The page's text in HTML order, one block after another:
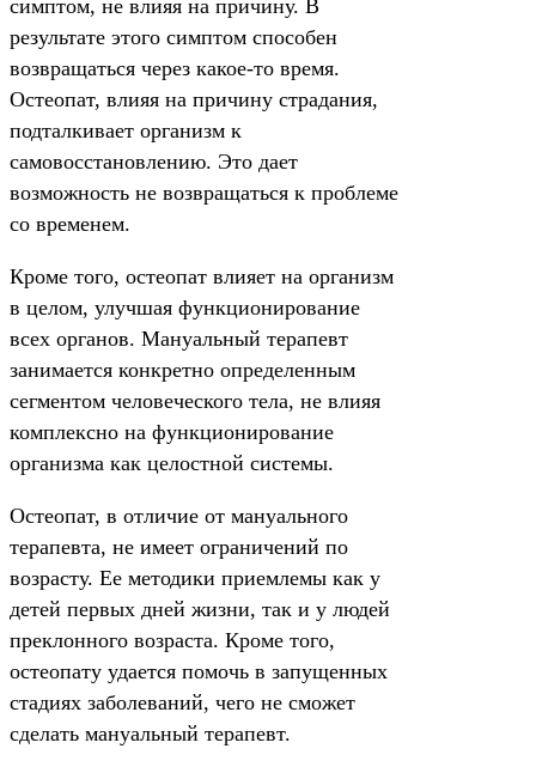
симптом, не влияя на причину. В
результате этого симптом способен
возвращаться через какое-то время.
Остеопат, влияя на причину страдания,
подталкивает организм к
самовосстановлению. Это дает
возможность не возвращаться к проблеме
со временем.
Кроме того, остеопат влияет на организм
в целом, улучшая функционирование
всех органов. Мануальный терапевт
занимается конкретно определенным
сегментом человеческого тела, не влияя
комплексно на функционирование
организма как целостной системы.
Остеопат, в отличие от мануального
терапевта, не имеет ограничений по
возрасту. Ее методики приемлемы как у
детей первых дней жизни, так и у людей
преклонного возраста. Кроме того,
остеопату удается помочь в запущенных
стадиях заболеваний, чего не сможет
сделать мануальный терапевт.